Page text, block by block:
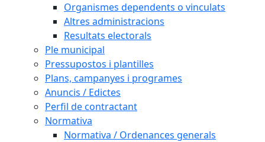
Organismes dependents o vinculats
Altres administracions
Resultats electorals
Ple municipal
Pressupostos i plantilles
Plans, campanyes i programes
Anuncis / Edictes
Perfil de contractant
Normativa
Normativa / Ordenances generals